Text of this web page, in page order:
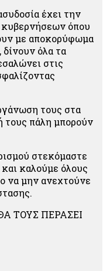
έχει την
κυβερνήσεων όπου
με αποκορύφωμα
όλα τα
στις
τους στα
τους πάλη μπορούν
στεκόμαστε
καλούμε όλους
να μην ανεχτούνε
ΤΟΥΣ ΠΕΡΑΣΕΙ